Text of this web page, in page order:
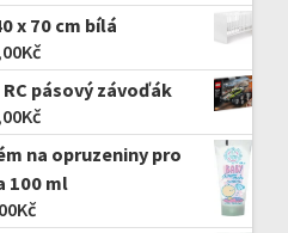
x 70 cm bílá
Kč
RC pásový závoďák
Kč
na opruzeniny pro
100 ml
Kč